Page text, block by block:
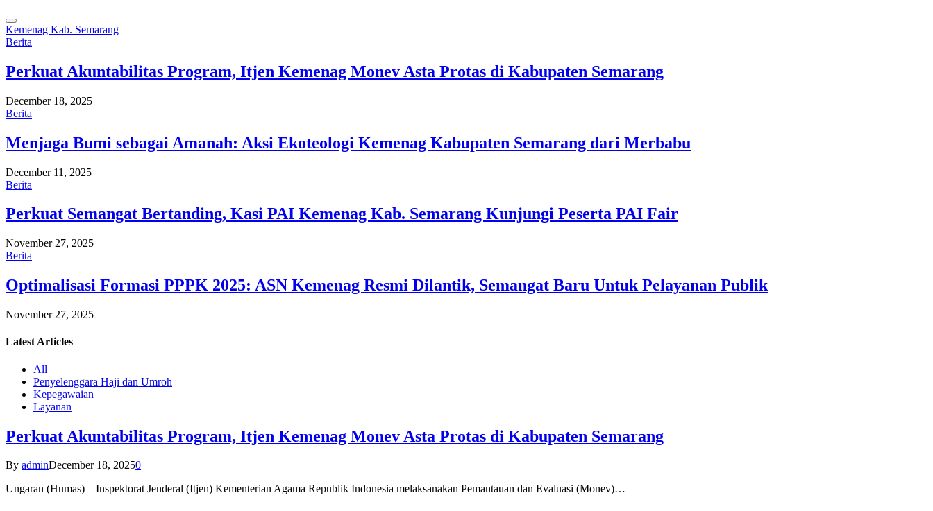
Kemenag Kab. Semarang
Berita
Perkuat Akuntabilitas Program, Itjen Kemenag Monev Asta Protas di Kabupaten Semarang
December 18, 2025
Berita
Menjaga Bumi sebagai Amanah: Aksi Ekoteologi Kemenag Kabupaten Semarang dari Merbabu
December 11, 2025
Berita
Perkuat Semangat Bertanding, Kasi PAI Kemenag Kab. Semarang Kunjungi Peserta PAI Fair
November 27, 2025
Berita
Optimalisasi Formasi PPPK 2025: ASN Kemenag Resmi Dilantik, Semangat Baru Untuk Pelayanan Publik
November 27, 2025
Latest Articles
All
Penyelenggara Haji dan Umroh
Kepegawaian
Layanan
Perkuat Akuntabilitas Program, Itjen Kemenag Monev Asta Protas di Kabupaten Semarang
By adminDecember 18, 20250
Ungaran (Humas) – Inspektorat Jenderal (Itjen) Kementerian Agama Republik Indonesia melaksanakan Pemantauan dan Evaluasi (Monev)…